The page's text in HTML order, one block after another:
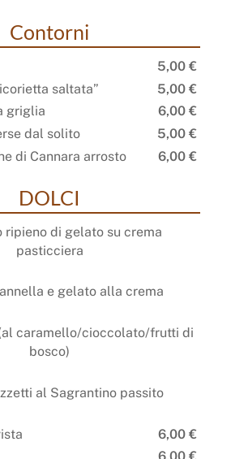
Contorni
5,00 €
saltata”
5,00 €
griglia
6,00 €
dal solito
5,00 €
di Cannara arrosto
6,00 €
DOLCI
ripieno di gelato su crema
pasticciera
e gelato alla crema
caramello/cioccolato/frutti di
bosco)
al Sagrantino passito
6,00 €